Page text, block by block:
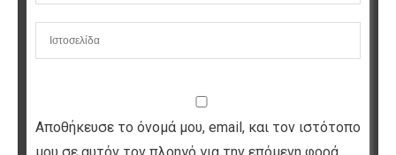
Αποθήκευσε το όνομά μου, email, και τον ιστότοπο